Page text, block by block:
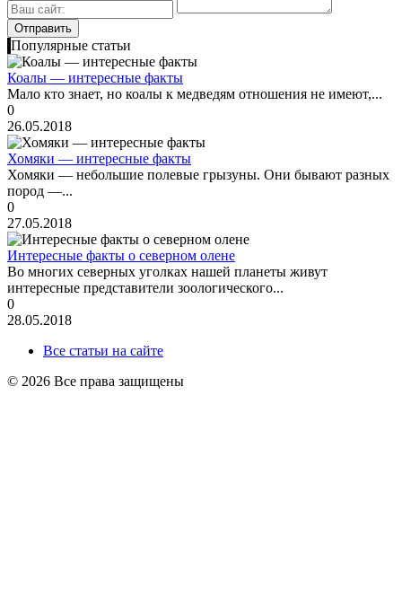
Популярные статьи
Коалы — интересные факты
Мало кто знает, но коалы к медведям отношения не имеют,...
0
26.05.2018
Хомяки — интересные факты
Хомяки — небольшие полевые грызуны. Они бывают разных
пород —...
0
27.05.2018
Интересные факты о северном олене
Во многих северных уголках нашей планеты живут
интересные представители зоологического...
0
28.05.2018
Все статьи на сайте
© 2026 Все права защищены